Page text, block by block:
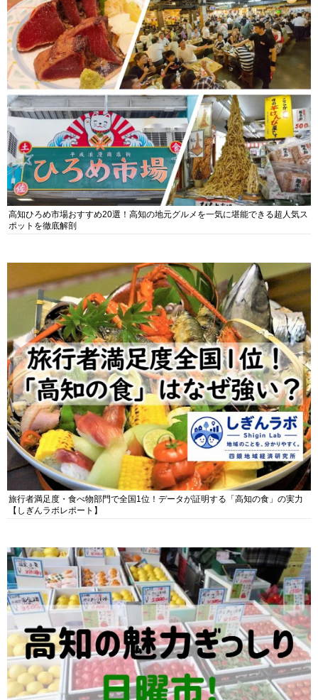
高知ひろめ市場おすすめ20選！高知の地元グルメを一気に堪能できる超人気ス
ポットを徹底解剖
旅行者満足度・食べ物部門で全国1位！データが証明する「高知の食」の実力
【しぎんラボレポート】